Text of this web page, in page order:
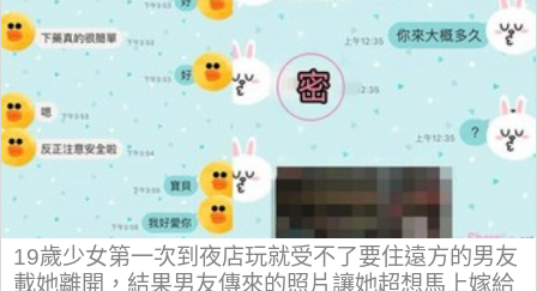
19歲少女第一次到夜店玩就受不了要住遠方的男友
載她離開，結果男友傳來的照片讓她超想馬上嫁給